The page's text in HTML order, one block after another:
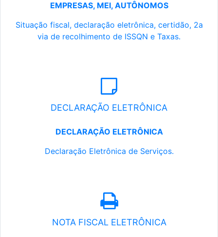
EMPRESAS, MEI, AUTÔNOMOS
Situação fiscal, declaração eletrônica, certidão, 2a
via de recolhimento de ISSQN e Taxas.
DECLARAÇÃO ELETRÔNICA
DECLARAÇÃO ELETRÔNICA
Declaração Eletrônica de Serviços.
NOTA FISCAL ELETRÔNICA